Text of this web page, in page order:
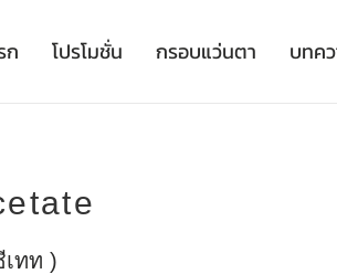
ก โปรโมชั่น กรอบแว่นตา บทค
ทท )